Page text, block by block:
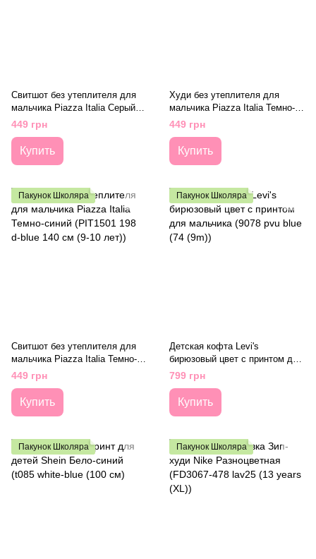
Свитшот без утеплителя для
мальчика Piazza Italia Серый
(PIT1501 199 grey 152 см (11-12
449 грн
Купить
Худи без утеплителя для
мальчика Piazza Italia Темно-
синий (PIT1501 200 d-blue 124
см (7-8 лет))
449 грн
Купить
Пакунок Школяра
Свитшот без утеплителя для
мальчика Piazza Italia Темно-
синий (PIT1501 198 d-blue 140
см (9-10 лет))
449 грн
Купить
Пакунок Школяра
Детская кофта Levi's
бирюзовый цвет с принтом для
мальчика (9078 pvu blue (74
799 грн
Купить
Пакунок Школяра Пакунок Школяра